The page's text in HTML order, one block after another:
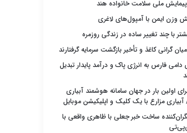
پیمایش ملی سلامت خانواده هند
وزن ایمن با آمپول‌های لاغری
با چند تغییر ساده در زندگی روزمره
گرانی کاغذ و تأخیر بازگشت سرمایه گرفتارند
فارس به انرژی پاک و درآمد پایدار تبدیل
اولین بار در جهان سامانه هوشمند آبیاری
مزارع با یک کلیک و اپلیکیشن موبایل
ساخت خبر جعلی با ظاهری واقعی با